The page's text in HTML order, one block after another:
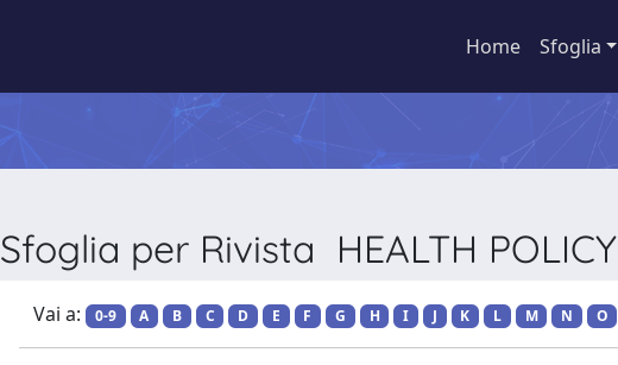
Home Sfoglia
Sfoglia per Rivista HEALTH POLICY
Vai a: 0-9 A B C D E F G H I J K L M N O